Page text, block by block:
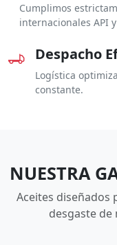
Cumplimos
internacionales API y
Despacho
Logística
constante.
NUESTRA
Aceites diseñados
desgaste de